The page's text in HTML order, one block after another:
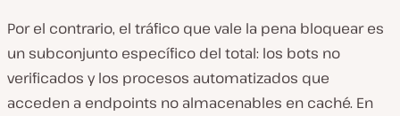
Por el contrario, el tráfico que vale la pena bloquear es
un subconjunto específico del total: los bots no
verificados y los procesos automatizados que
acceden a endpoints no almacenables en caché. En